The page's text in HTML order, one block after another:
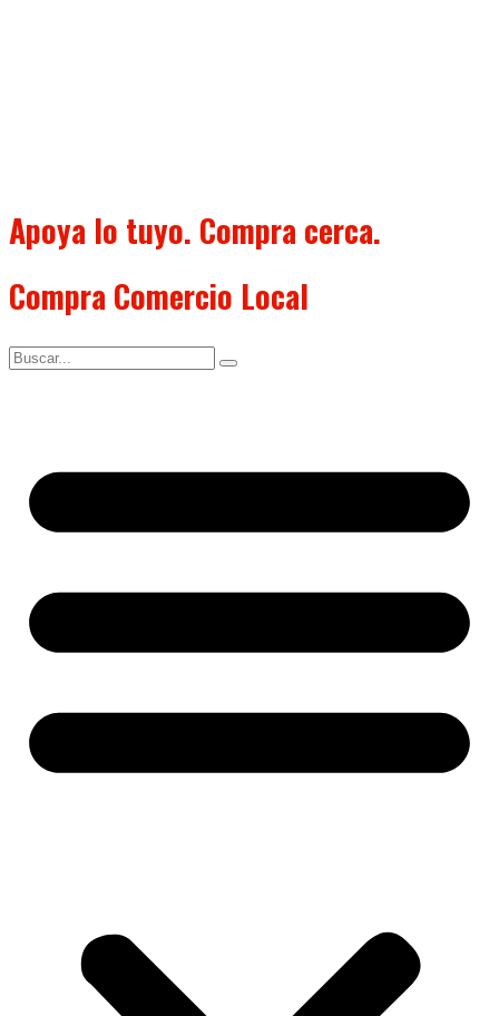
Apoya lo tuyo. Compra cerca.
Compra Comercio Local